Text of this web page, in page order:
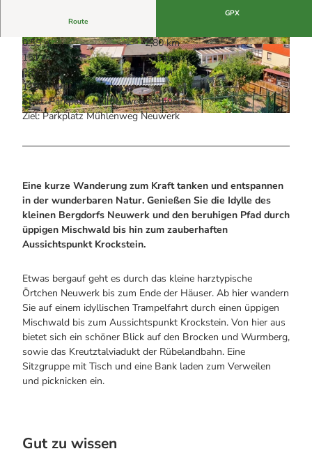
Noch lange nicht Schicht im Schacht
Die Eisflüsterer: Harzer Falken
Wanderführer Jörg Kühnhold
Webcams
Kulinarik
Einkaufen
Webcams
© Mandy Leonhardt, Tourismusbetrieb der Stadt Oberharz am Brocken |
© Mandy Leonhardt, Tourismusbetrieb der Sta
dt Oberharz am Brocken
© Mandy Leonhardt, Tourismusbetrieb der Sta
dt Oberharz am Brocken
Route
GPX
0:55 h
2,80 km
151 m
151 m
362 m
481 m
119 m
Start: Parkplatz Mühlenweg Neuwerk
Ziel: Parkplatz Mühlenweg Neuwerk
Eine kurze Wanderung zum Kraft tanken und entspannen
in der wunderbaren Natur. Genießen Sie die Idylle des
kleinen Bergdorfs Neuwerk und den beruhigen Pfad durch
üppigen Mischwald bis hin zum zauberhaften
Aussichtspunkt Krockstein.
Etwas bergauf geht es durch das kleine harztypische
Örtchen Neuwerk bis zum Ende der Häuser. Ab hier wandern
Sie auf einem idyllischen Trampelfahrt durch einen üppigen
Mischwald bis zum Aussichtspunkt Krockstein. Von hier aus
bietet sich ein schöner Blick auf den Brocken und Wurmberg,
sowie das Kreutztalviadukt der Rübelandbahn. Eine
Sitzgruppe mit Tisch und eine Bank laden zum Verweilen
und picknicken ein.
Gut zu wissen